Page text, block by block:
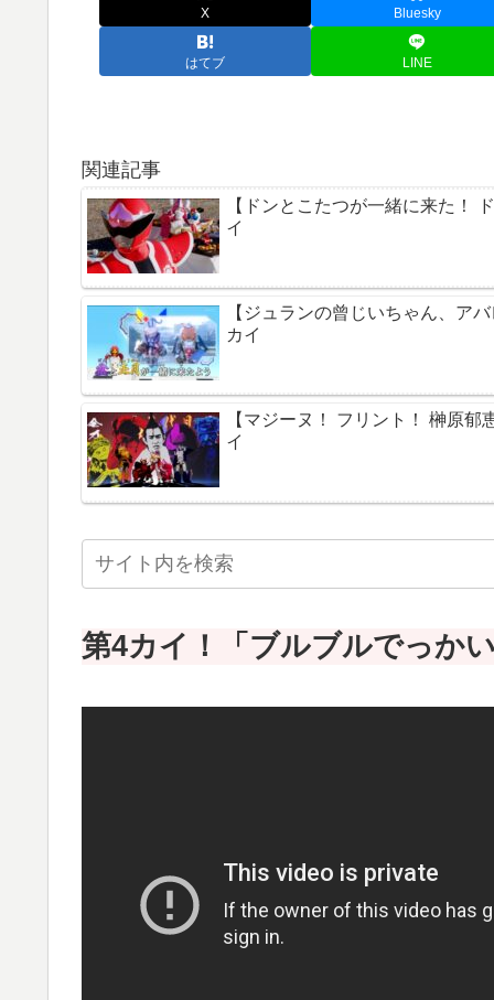
X Bluesky
はてブ LINE
関連記事
【ドンとこたつが一緒に来た！
イ
【ジュランの曾じいちゃん、ア
カイ
【マジーヌ！ フリント！ 榊原
イ
第4カイ！「ブルブルでっか